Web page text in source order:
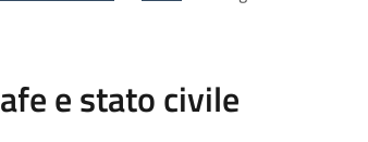
e stato civile